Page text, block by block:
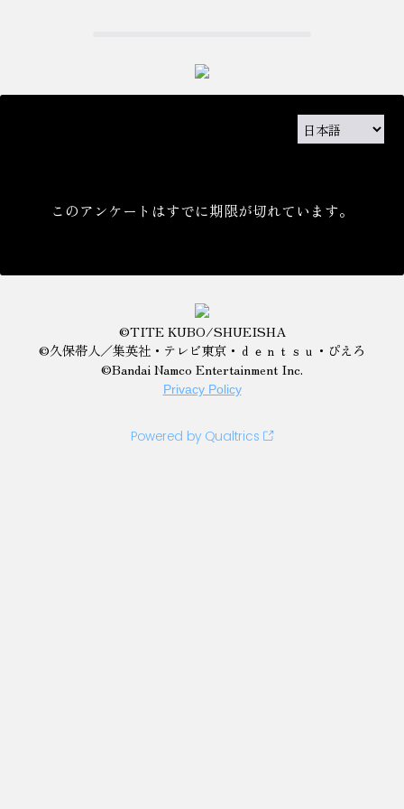
このアンケートはすでに期限が切れています。
©TITE KUBO/SHUEISHA
©久保帯人／集英社・テレビ東京・ｄｅｎｔｓｕ・ぴえろ
©Bandai Namco Entertainment Inc.
Privacy Policy
Powered by Qualtrics